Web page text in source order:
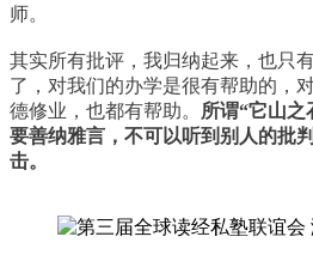
师。
其实所有批评，我归纳起来，也只
了，对我们的办学是很有帮助的，
德修业，也都有帮助。
所谓“它山之
要善纳雅言，不可以听到别人的批
击。